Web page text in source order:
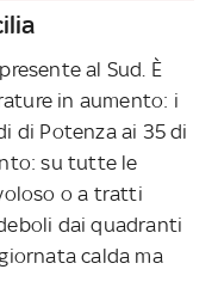
al Sud. È
in aumento: i
di Potenza ai 35 di
su tutte le
o a tratti
dai quadranti
calda ma